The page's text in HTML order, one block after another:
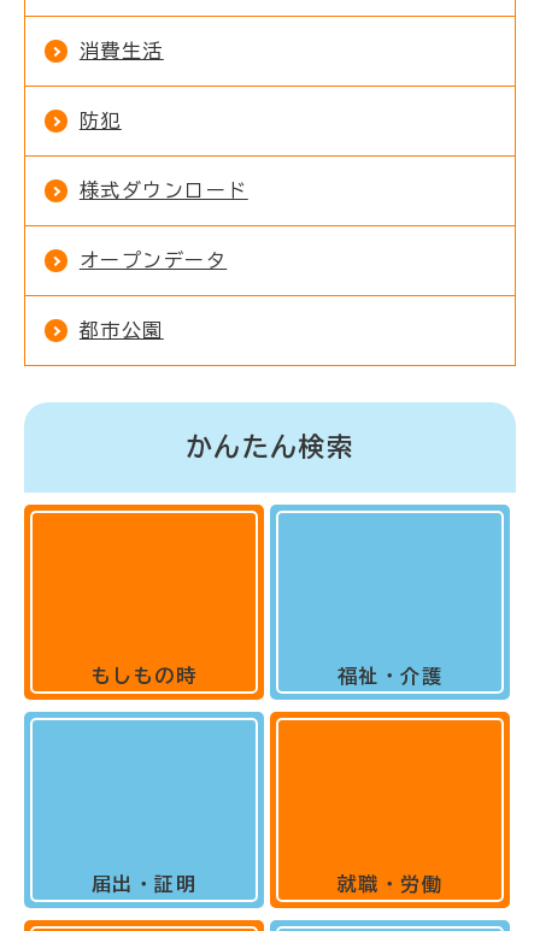
消費生活
防犯
様式ダウンロード
オープンデータ
都市公園
かんたん検索
もしもの時
届出・証明
福祉・介護
就職・労働